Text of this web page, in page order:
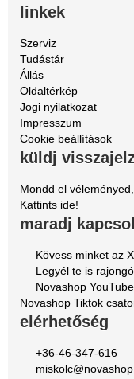
linkek
Szerviz
Tudástár
Állás
Oldaltérkép
Jogi nyilatkozat
Impresszum
Cookie beállítások
küldj
Mondd el
Kattints ide!
maradj
Kövess minket az
Legyél te is
Novashop
Novashop Tiktok
elérhetőség
+36-46-347-616